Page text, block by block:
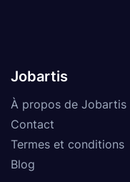
Jobartis
À propos de Jobartis
Contact
Termes et conditions
Blog